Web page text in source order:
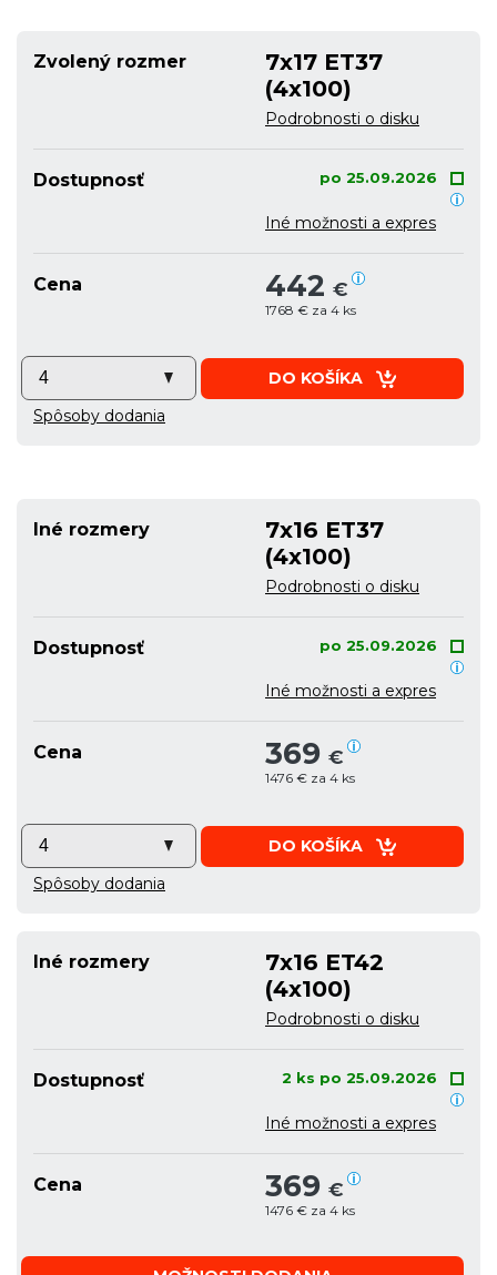
Zvolený rozmer
7x17 ET37
(4x100)
Podrobnosti o disku
Dostupnosť po 25.09.2026
Iné možnosti a expres
Cena 442 €
1768 € za 4 ks
DO KOŠÍKA
Spôsoby dodania
Iné rozmery
7x16 ET37
(4x100)
Podrobnosti o disku
Dostupnosť po 25.09.2026
Iné možnosti a expres
Cena 369 €
1476 € za 4 ks
DO KOŠÍKA
Spôsoby dodania
Iné rozmery
7x16 ET42
(4x100)
Podrobnosti o disku
Dostupnosť 2 ks po 25.09.2026
Iné možnosti a expres
Cena 369 €
1476 € za 4 ks